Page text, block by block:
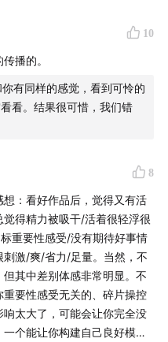
Propagating Errors
learning)
of Concepts
奏效？
10
播的。
有同样的感觉，看到可怜的
看。结果很可惜，我们错
8
：看好作品后，觉得又有活
得精力被吸干/活着很轻浮很
重要性感受/没有期待好事情
激/爽/省力/足量。当然，不
其中差别体感非常明显。不
要性感受无关的、碎片操控
太大了，可能会让你完全没
个能让你构建自己良好模型